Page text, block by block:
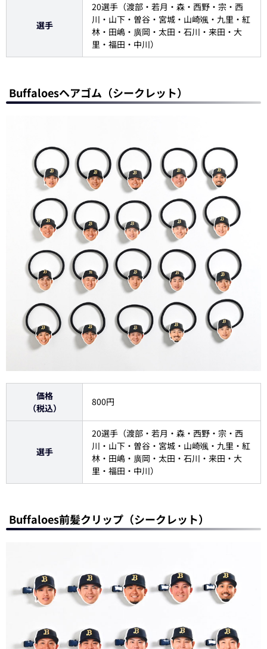
選手
20選手（渡部・若月・森・西野・宗・西
川・山下・曽谷・宮城・山崎颯・九里・紅
林・田嶋・廣岡・太田・石川・来田・大
里・福田・中川）
Buffaloesヘアゴム（シークレット）
価格
（税込）
800円
選手
20選手（渡部・若月・森・西野・宗・西
川・山下・曽谷・宮城・山崎颯・九里・紅
林・田嶋・廣岡・太田・石川・来田・大
里・福田・中川）
Buffaloes前髪クリップ（シークレット）